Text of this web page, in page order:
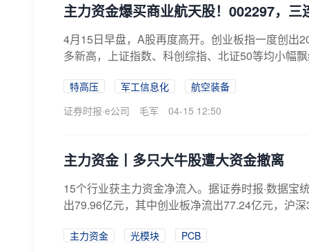
主力资金爆买商业航天股！002297，三
4月15日早盘，A股再度高开。创业板指一度创出
多新高，上证指数、科创综指、北证50等均小幅
特高压 军工信息化
航空装备
证券时报·e公司
毛军 04-15 12:50
主力资金丨多只大牛股遭大资金撤离
15个行业获主力资金净流入。据证券时报·数据
出79.96亿元，其中创业板净流出77.24亿元，沪
主力资金 光模块
PCB